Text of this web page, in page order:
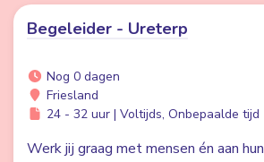
Begeleider - Ureterp
Nog 0 dagen
Friesland
24 - 32 uur | Voltijds, Onbepaalde tijd
Werk jij graag met mensen én aan hun